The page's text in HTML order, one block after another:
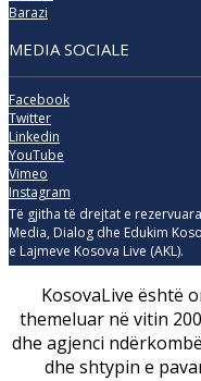
Barazi
MEDIA SOCIALE
Facebook
Twitter
Linkedin
YouTube
Vimeo
Instagram
Të gjitha të drejtat e
Media, Dialog dhe Edukim
e Lajmeve Kosova Live (AKL).
KosovaLive është
themeluar në vitin
dhe agjenci
dhe shtypin e